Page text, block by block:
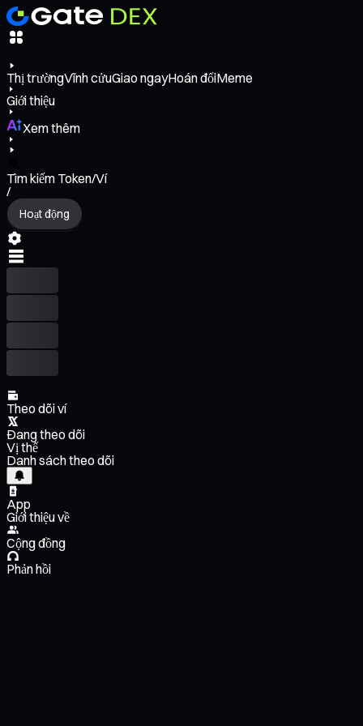
Thị trườngVĩnh cửuGiao ngayHoán đổiMeme
Giới thiệu
Xem thêm
Tìm kiếm Token/Ví
/
Hoạt động
Theo dõi ví
Đang theo dõi
Vị thế
Danh sách theo dõi
App
Giới thiệu về
Cộng đồng
Phản hồi